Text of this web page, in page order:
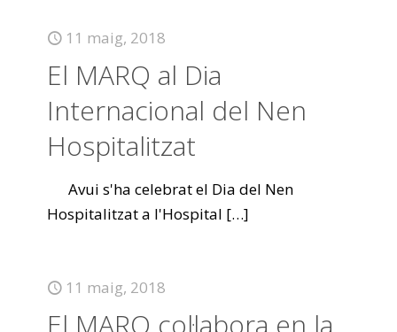
11 maig, 2018
El MARQ al Dia
Internacional del Nen
Hospitalitzat
Avui s'ha celebrat el Dia del Nen
Hospitalitzat a l'Hospital […]
11 maig, 2018
El MARQ col·labora en la